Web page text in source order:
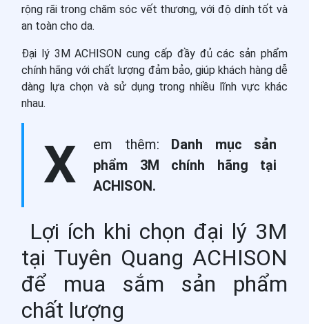
rộng rãi trong chăm sóc vết thương, với độ dính tốt và
an toàn cho da.
Đại lý 3M ACHISON cung cấp đầy đủ các sản phẩm
chính hãng với chất lượng đảm bảo, giúp khách hàng dễ
dàng lựa chọn và sử dụng trong nhiều lĩnh vực khác
nhau.
X em thêm: Danh mục sản
phẩm 3M chính hãng tại
ACHISON.
Lợi ích khi chọn đại lý 3M
tại Tuyên Quang ACHISON
để mua sắm sản phẩm
chất lượng